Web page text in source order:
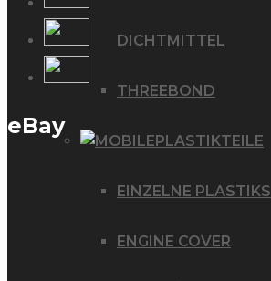
DICHTMITTEL
THREEBOND
PLASTIKTEILE
EINZELNE PLASTIKS
ENGINE COVER
eBay